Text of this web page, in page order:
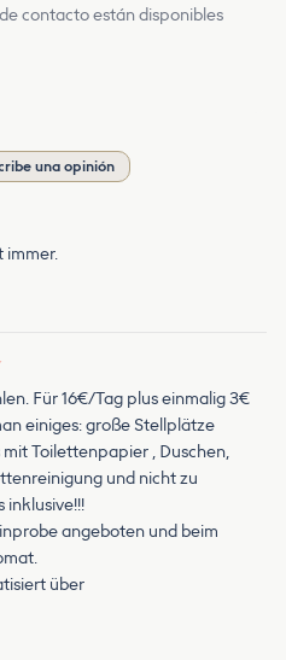
contacto están disponibles
una opinión
immer.
Für 16€/Tag plus einmalig 3€
einiges: große Stellplätze
Toilettenpapier , Duschen,
und nicht zu
inklusive!!!
angeboten und beim
über